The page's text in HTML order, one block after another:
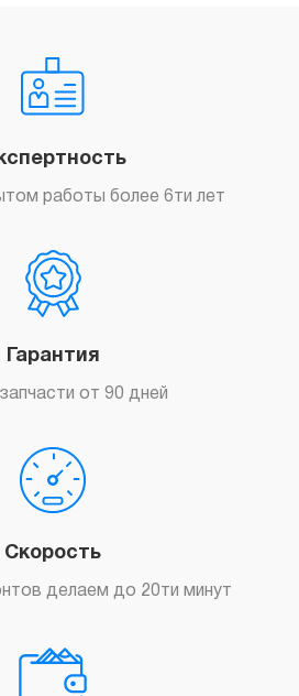
работы более 6ти лет
Гарантия
от 90 дней
Скорость
делаем до 20ти минут